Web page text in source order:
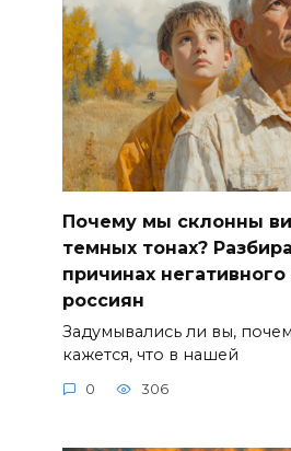
Почему мы склонны
темных тонах?
причинах
россиян
Задумывались ли вы,
кажется, что в нашей
0 306